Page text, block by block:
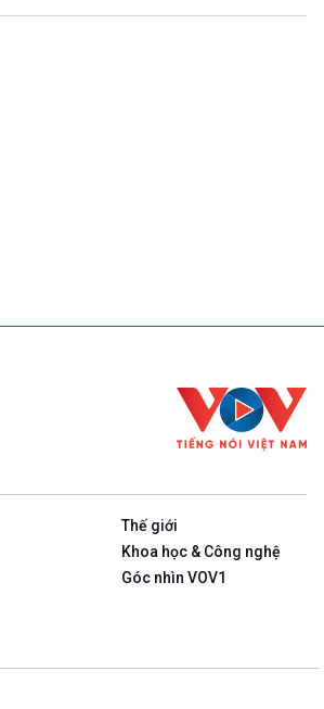
Thế giới
Khoa học & Công nghệ
Góc nhìn VOV1